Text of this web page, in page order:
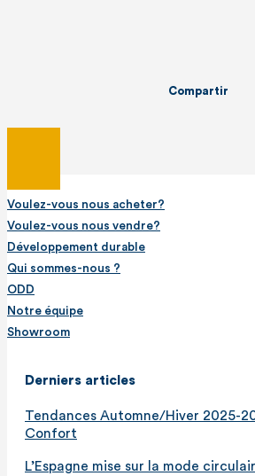
Compartir
Voulez-vous nous acheter?
Voulez-vous nous vendre?
Développement durable
Qui sommes-nous ?
ODD
Notre équipe
Showroom
Derniers articles
Tendances Automne/Hiver 2025-
Confort
L’Espagne mise sur la mode